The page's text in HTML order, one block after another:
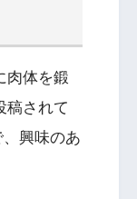
肉体を鍛
稿されて
興味のあ